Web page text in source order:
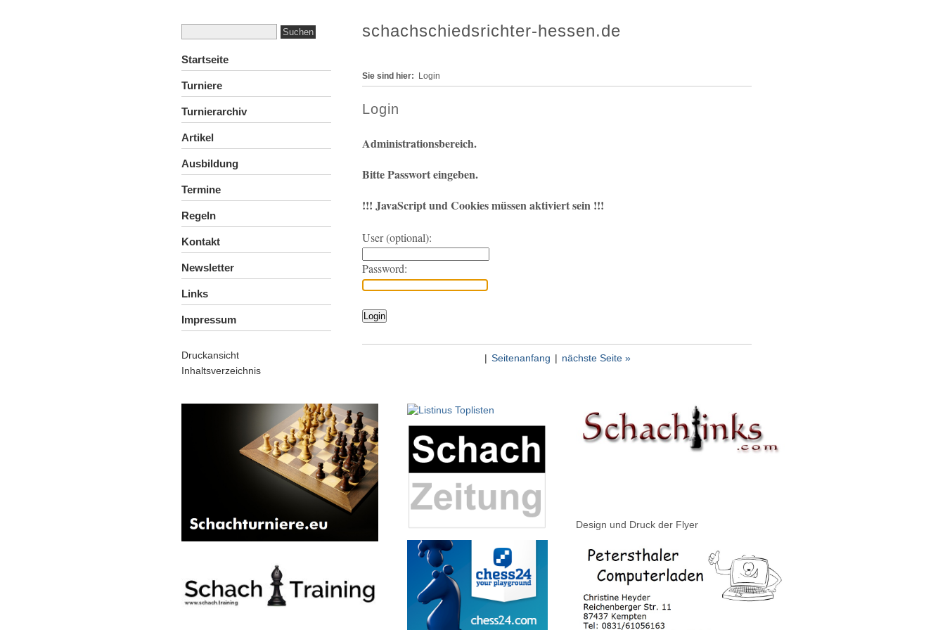
Startseite
Turniere
Turnierarchiv
Artikel
Ausbildung
Termine
Regeln
Kontakt
Newsletter
Links
Impressum
Druckansicht
Inhaltsverzeichnis
schachschiedsrichter-hessen.de
Sie sind hier: Login
Login
Administrationsbereich.
Bitte Passwort eingeben.
!!! JavaScript und Cookies müssen aktiviert sein !!!
User (optional):
Password:
| Seitenanfang | nächste Seite »
Design und Druck der Flyer